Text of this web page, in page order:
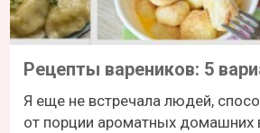
Рецепты вареников: 5
Я еще не встречала людей,
от порции ароматных домашних